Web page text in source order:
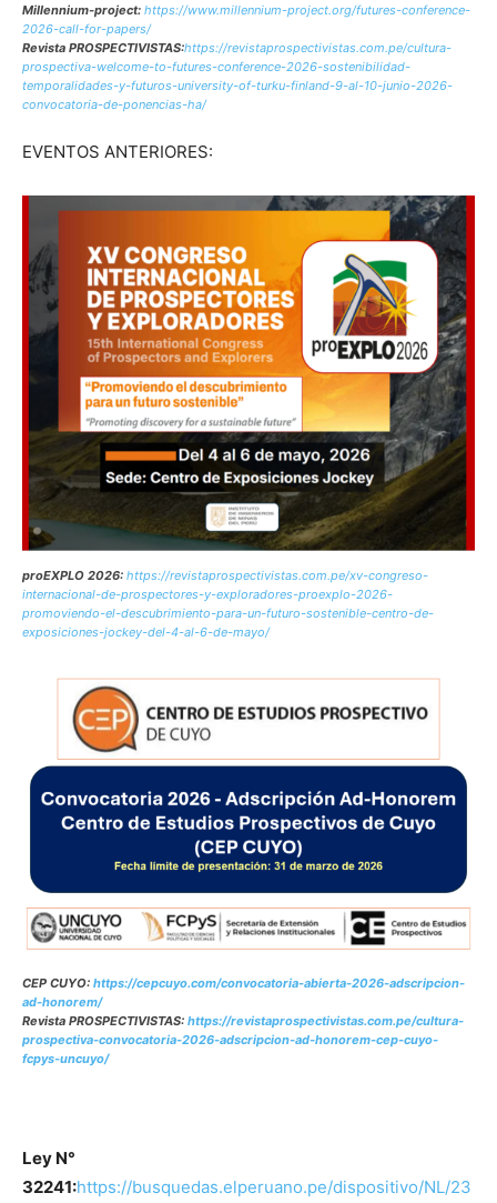
Millennium-project: https://www.millennium-project.org/futures-conference-
2026-call-for-papers/
Revista PROSPECTIVISTAS:https://revistaprospectivistas.com.pe/cultura-
prospectiva-welcome-to-futures-conference-2026-sostenibilidad-
temporalidades-y-futuros-university-of-turku-finland-9-al-10-junio-2026-
convocatoria-de-ponencias-ha/
EVENTOS ANTERIORES:
proEXPLO 2026: https://revistaprospectivistas.com.pe/xv-congreso-
internacional-de-prospectores-y-exploradores-proexplo-2026-
promoviendo-el-descubrimiento-para-un-futuro-sostenible-centro-de-
exposiciones-jockey-del-4-al-6-de-mayo/
CEP CUYO: https://cepcuyo.com/convocatoria-abierta-2026-adscripcion-
ad-honorem/
Revista PROSPECTIVISTAS: https://revistaprospectivistas.com.pe/cultura-
prospectiva-convocatoria-2026-adscripcion-ad-honorem-cep-cuyo-
fcpys-uncuyo/
Ley N°
32241:https://busquedas.elperuano.pe/dispositivo/NL/23